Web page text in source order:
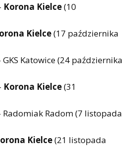
Korona Kielce(10
Kielce(17 października
GKS Katowice (24 października
Korona Kielce(31
Radomiak Radom (7 listopada
Kielce(21 listopada